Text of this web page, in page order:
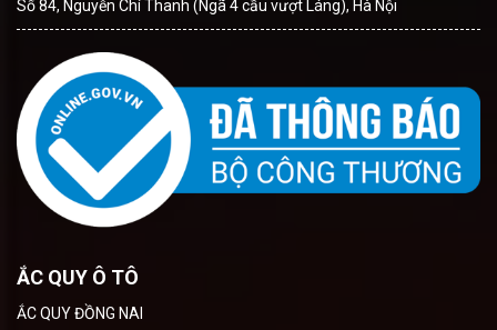
Số 84, Nguyễn Chí Thanh (Ngã 4 cầu vượt Láng), Hà Nội
ẮC QUY Ô TÔ
ẮC QUY ĐỒNG NAI